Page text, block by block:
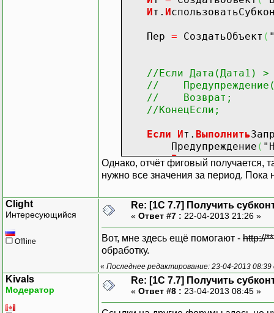
Ит. И
Пер = СоздатьОбъект (
//Если Дата(Дата1) >
//
// Возврат;
//КонецЕсли;
Если Ит. Выполнить
Предупреждение (
Возврат;
КонецЕсли;
Т=СоздатьОбъект(
Т.НоваяКолонка("Код"
Т.НоваяКолонка(
Т.НоваяКолонка
Т.НоваяКолонка (
Т.НоваяКолонка
Т.НоваяКолонка("МОЛ"
Т.НоваяКолонка("ПСт"
Т.НоваяКолонка(
Т.НоваяКолонка("Ст")
Однако, отчёт фиговый получается,
нужно все значения за период. Пока
Clight
Интересующийся
Offline
Re: [1C 7.7] Получить
« Ответ #7 : 22-04-2013 21:26 »
Вот, мне здесь ещё помогают - http://
обработку.
« Последнее редактирование: 23-04-2013
Kivals
Модератор
Re: [1C 7.7] Получить
« Ответ #8 : 23-04-2013 08:45 »